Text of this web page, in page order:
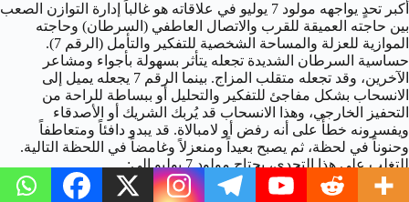
أكبر تحدٍ يواجهه مولود 7 يوليو في علاقاته هو غالباً إدارة التوازن الصعب
بين حاجته العميقة للقرب والاتصال العاطفي (السرطان) وحاجته
الموازية للعزلة والمساحة الشخصية للتفكير والتأمل (الرقم 7).
حساسية السرطان الشديدة تجعله يتأثر بسهولة بأجواء ومشاعر
الآخرين، وقد تجعله متقلب المزاج. بينما الرقم 7 يجعله يميل إلى
الانسحاب بشكل مفاجئ للتفكير والتحليل أو ببساطة للراحة من
التحفيز الخارجي، وهذا الانسحاب قد يُربك الشريك أو الأصدقاء
ويفسرونه خطأً على أنه رفض أو لامبالاة. قد يبدو دافئاً ومتعاطفاً
وحنوناً في لحظة، ثم يصبح بعيداً ومنعزلاً وغامضاً في اللحظة التالية.
للتغلب على هذا التحدي، يحتاج مولود 7 يوليو إلى: